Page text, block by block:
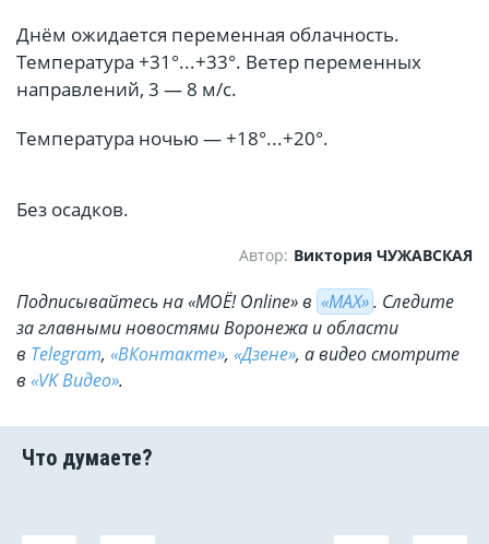
Днём ожидается переменная облачность.
Температура +31°...+33°. Ветер переменных
направлений, 3 — 8 м/с.
Температура ночью — +18°...+20°.
Без осадков.
Автор: Виктория ЧУЖАВСКАЯ
Подписывайтесь на «МОЁ! Online» в «МАХ». Cледите
за главными новостями Воронежа и области
в Telegram, «ВКонтакте», «Дзене», а видео смотрите
в «VK Видео».